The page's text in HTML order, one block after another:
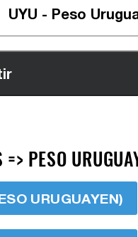
PESO
URUGUAYEN)